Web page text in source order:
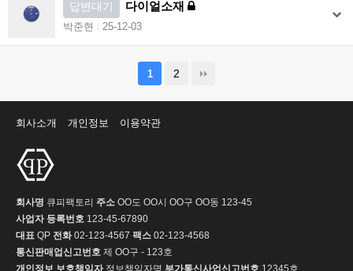
답변대기 다이얼소재
박준현 25-12-03
1 2
회사소개 개인정보 이용약관
회사명 큐피팩토리 주소 OO도 OO시 OO구 OO동 123-45
사업자 등록번호 123-45-67890
대표 QP 전화02-123-4567 팩스 02-123-4568
통신판매업신고번호 제 OO구 - 123호
개인정보 보호책임자정보책임자명 부가통신사업신고번호 12345호